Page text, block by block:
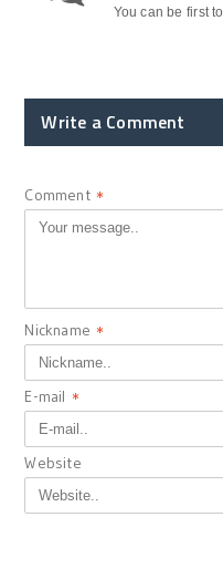
You can be first to
Write a Comment
Comment *
Nickname *
E-mail *
Website